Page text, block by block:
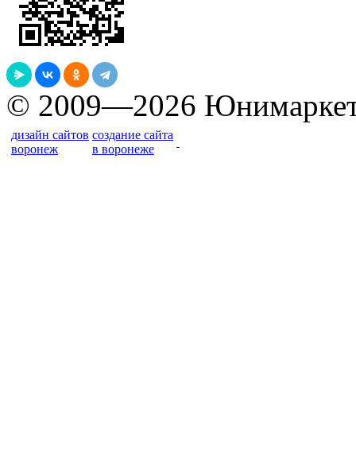
© 2009—2026
дизайн сайтов
воронеж
создание сайта
в воронеже